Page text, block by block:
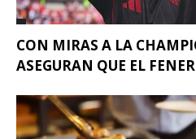
CON MIRAS A LA
ASEGURAN QUE EL